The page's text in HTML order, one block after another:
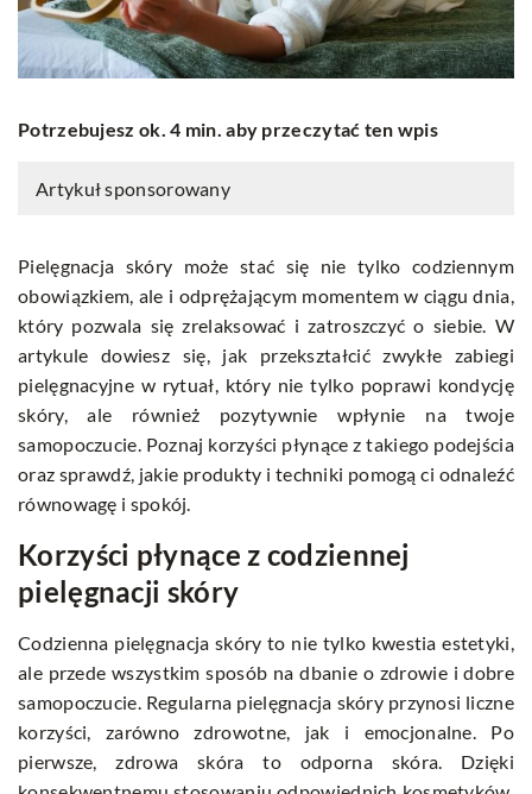
Potrzebujesz ok. 4 min. aby przeczytać ten wpis
Artykuł sponsorowany
Pielęgnacja skóry może stać się nie tylko codziennym
obowiązkiem, ale i odprężającym momentem w ciągu dnia,
który pozwala się zrelaksować i zatroszczyć o siebie. W
artykule dowiesz się, jak przekształcić zwykłe zabiegi
pielęgnacyjne w rytuał, który nie tylko poprawi kondycję
skóry, ale również pozytywnie wpłynie na twoje
samopoczucie. Poznaj korzyści płynące z takiego podejścia
oraz sprawdź, jakie produkty i techniki pomogą ci odnaleźć
równowagę i spokój.
Korzyści płynące z codziennej
pielęgnacji skóry
Codzienna pielęgnacja skóry to nie tylko kwestia estetyki,
ale przede wszystkim sposób na dbanie o zdrowie i dobre
samopoczucie. Regularna pielęgnacja skóry przynosi liczne
korzyści, zarówno zdrowotne, jak i emocjonalne. Po
pierwsze, zdrowa skóra to odporna skóra. Dzięki